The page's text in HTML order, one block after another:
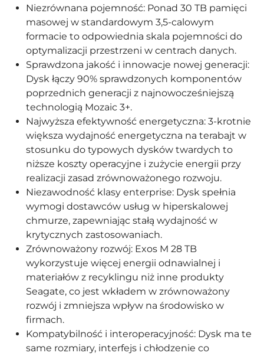
Niezrównana pojemność: Ponad 30 TB pamięci
masowej w standardowym 3,5-calowym
formacie to odpowiednia skala pojemności do
optymalizacji przestrzeni w centrach danych.
Sprawdzona jakość i innowacje nowej generacji:
Dysk łączy 90% sprawdzonych komponentów
poprzednich generacji z najnowocześniejszą
technologią Mozaic 3+.
Najwyższa efektywność energetyczna: 3-krotnie
większa wydajność energetyczna na terabajt w
stosunku do typowych dysków twardych to
niższe koszty operacyjne i zużycie energii przy
realizacji zasad zrównoważonego rozwoju.
Niezawodność klasy enterprise: Dysk spełnia
wymogi dostawców usług w hiperskalowej
chmurze, zapewniając stałą wydajność w
krytycznych zastosowaniach.
Zrównoważony rozwój: Exos M 28 TB
wykorzystuje więcej energii odnawialnej i
materiałów z recyklingu niż inne produkty
Seagate, co jest wkładem w zrównoważony
rozwój i zmniejsza wpływ na środowisko w
firmach.
Kompatybilność i interoperacyjność: Dysk ma te
same rozmiary, interfejs i chłodzenie co